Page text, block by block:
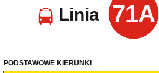
Linia 71A
PODSTAWOWE KIERUNKI